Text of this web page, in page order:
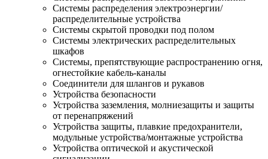
Системы распределения электроэнергии/
распределительные устройства
Системы скрытой проводки под полом
Системы электрических распределительных
шкафов
Системы, препятствующие распространению огня,
огнестойкие кабель-каналы
Соединители для шлангов и рукавов
Устройства безопасности
Устройства заземления, молниезащиты и защиты
от перенапряжений
Устройства защиты, плавкие предохранители,
модульные устройства/монтажные устройства
Устройства оптической и акустической